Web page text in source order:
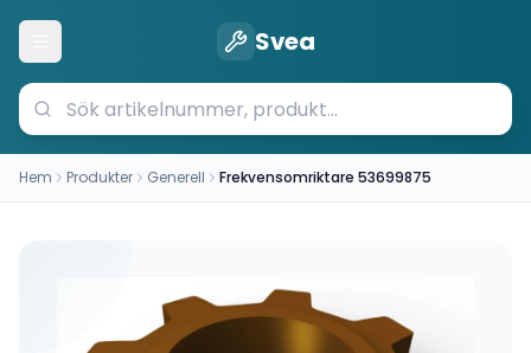
Öppna meny Svea
Hem Produkter Generell Frekvensomriktare 53699875